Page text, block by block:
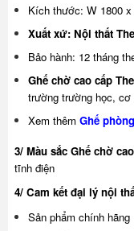
Kích thước: W 1800
Xuất xứ: Nội thất
Bảo hành: 12 tháng
Ghế chờ cao cấp
trường trường học,
Xem thêm Ghế
3/ Màu sắc Ghế chờ
tĩnh điện
4/ Cam kết đại lý nội
Sản phẩm chính hãng